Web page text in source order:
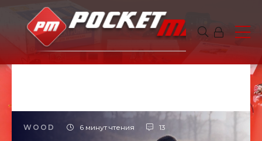
WOOD 6 минут чтения 13